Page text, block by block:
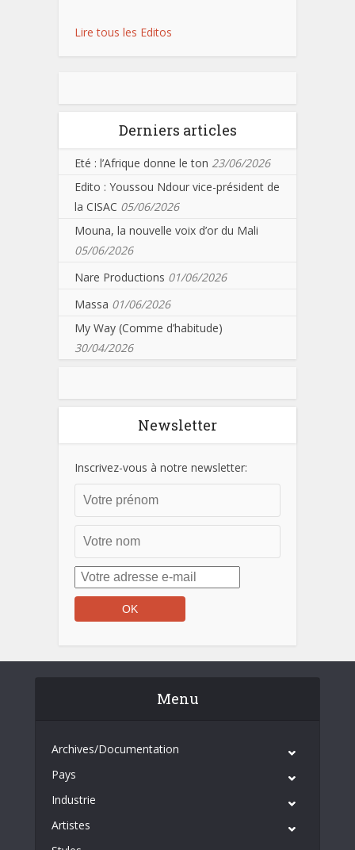
Lire tous les Editos
Derniers articles
Eté : l’Afrique donne le ton 23/06/2026
Edito : Youssou Ndour vice-président de
la CISAC 05/06/2026
Mouna, la nouvelle voix d’or du Mali
05/06/2026
Nare Productions 01/06/2026
Massa 01/06/2026
My Way (Comme d’habitude)
30/04/2026
Newsletter
Inscrivez-vous à notre newsletter:
Menu
Archives/Documentation
Pays
Industrie
Artistes